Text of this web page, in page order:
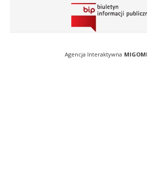
Agencja Interaktywna